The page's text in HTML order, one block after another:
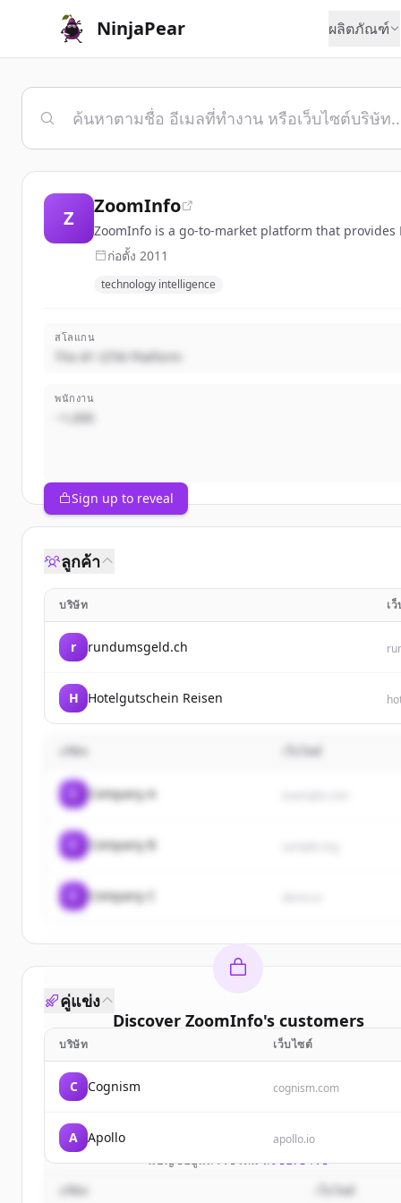
NinjaPear ผลิตภัณฑ์
Z
ZoomInfo
ZoomInfo is a go-to-market platform that
ก่อตั้ง 2011
technology intelligence
สโลแกน
The #1 GTM Platform
พนักงาน
~1,000
Sign up to reveal
ลูกค้า
บริษัท เ
r rundumsgeld.ch
H Hotelgutschein Reisen
เว็บไซต์
Company A
Company B
Company C
Discover ZoomInfo's customers
Sign up for free to view all customers
New accounts include trial credits to get
มีบัญชีอยู่แล้วใช่ไหมลงชื่อเข้าใช้
คู่แข่ง
บริษัท เว็บไซต์
C Cognism cognism.com
A Apollo apollo.io
เว็บไซต์